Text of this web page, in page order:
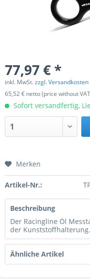
77,97 € *
inkl. MwSt.zzgl. Versandkosten
65,52 € netto (price without
Sofort versandfertig,
Merken
Artikel-Nr.:
Beschreibung
Der Racingline Öl
der
Ähnliche Artikel